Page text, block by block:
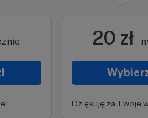
20 zł
Dziękuję za Twoje